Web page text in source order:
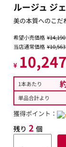
ルージュ ジ
美の本質へのこだ
希望小売価格 ¥14,190
当店通常価格 ¥10,563
¥ 10,247
1本あたり
単品合計より
獲得ポイント：
残り 2 個